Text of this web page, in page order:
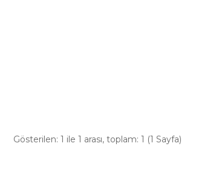
Gösterilen: 1 ile 1 arası, toplam: 1 (1 Sayfa)